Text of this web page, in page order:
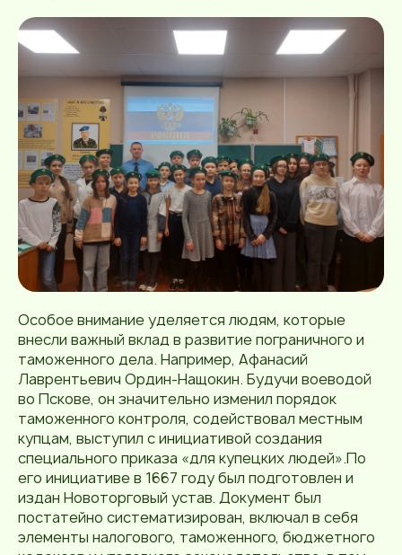
Особое внимание уделяется людям, которые
внесли важный вклад в развитие пограничного и
таможенного дела. Например, Афанасий
Лаврентьевич Ордин-Нащокин. Будучи воеводой
во Пскове, он значительно изменил порядок
таможенного контроля, содействовал местным
купцам, выступил с инициативой создания
специального приказа «для купецких людей».По
его инициативе в 1667 году был подготовлен и
издан Новоторговый устав. Документ был
постатейно систематизирован, включал в себя
элементы налогового, таможенного, бюджетного